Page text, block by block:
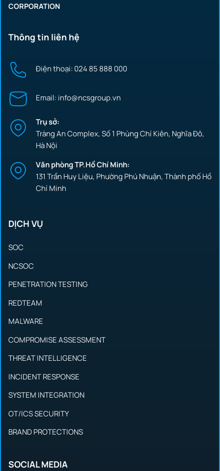
CORPORATION
Thông tin liên hệ
Điện thoại: 024 85 888 000
Email: info@ncsgroup.vn
Trụ sở:
Tràng An Complex, Số 1 Phùng Chí Kiên, Nghĩa Đô,
Hà Nội
Văn phòng TP.Hồ Chí Minh:
131 Trần Huy Liệu, Phường Phú Nhuận, Thành phố Hồ
Chí Minh
DỊCH VỤ
SOC
NCSOC
PENETRATION TESTING
REDTEAM
MALWARE
COMPROMISE ASSESSMENT
THREAT INTELLIGENCE
INCIDENT RESPONSE
SYSTEM INTEGRATION
OT/ICS SECURITY
BRAND PROTECTIONS
SOCIAL MEDIA